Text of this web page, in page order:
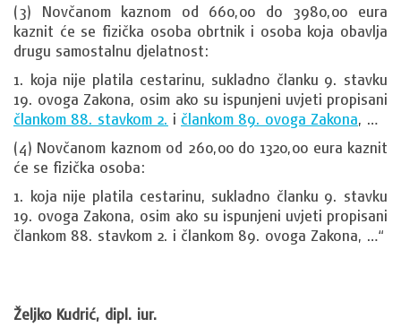
(3) Novčanom kaznom od 660,00 do 3980,00 eura
kaznit će se fizička osoba obrtnik i osoba koja obavlja
drugu samostalnu djelatnost:
1. koja nije platila cestarinu, sukladno članku 9. stavku
19. ovoga Zakona, osim ako su ispunjeni uvjeti propisani
člankom 88. stavkom 2. i člankom 89. ovoga Zakona, …
(4) Novčanom kaznom od 260,00 do 1320,00 eura kaznit
će se fizička osoba:
1. koja nije platila cestarinu, sukladno članku 9. stavku
19. ovoga Zakona, osim ako su ispunjeni uvjeti propisani
člankom 88. stavkom 2. i člankom 89. ovoga Zakona, …“
Željko Kudrić, dipl. iur.